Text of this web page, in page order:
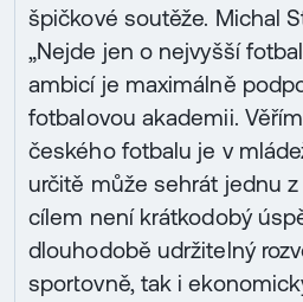
špičkové soutěže. Michal
„Nejde jen o nejvyšší
ambicí je maximálně
fotbalovou akademii.
českého fotbalu je v
určitě může sehrát jednu
cílem není krátkodobý
dlouhodobě udržitelný
sportovně, tak i